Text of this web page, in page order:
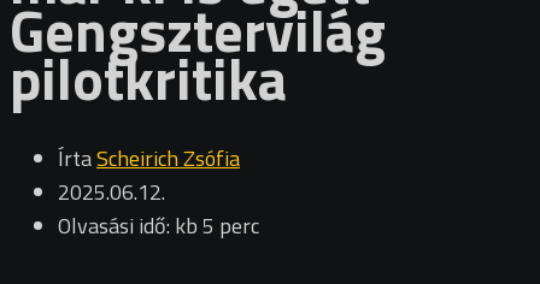
Gengsztervilág
pilotkritika
ÍrtaScheirich Zsófia
2025.06.12.
Olvasási idő: kb 5 perc